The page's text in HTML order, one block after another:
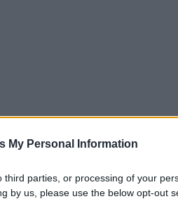
My Personal Information
parties, or processing of your
by us, please use the below opt-out